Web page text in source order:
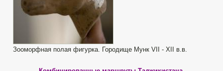
Зооморфная полая фигурка. Городище Мунк VII - XII в.в.